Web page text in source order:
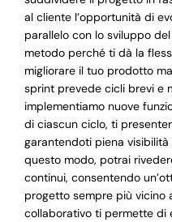
al cliente l’opportunità di
parallelo con lo sviluppo
metodo perché ti dà la
migliorare il tuo prodotto
sprint prevede cicli brevi e
implementiamo nuove
di ciascun ciclo, ti
garantendoti piena
questo modo, potrai
continui, consentendo
progetto sempre più vicino
collaborativo ti permette di